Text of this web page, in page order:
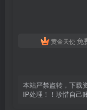
黄金天使 免
本站严禁盗转，下载
IP处理！！珍惜自己